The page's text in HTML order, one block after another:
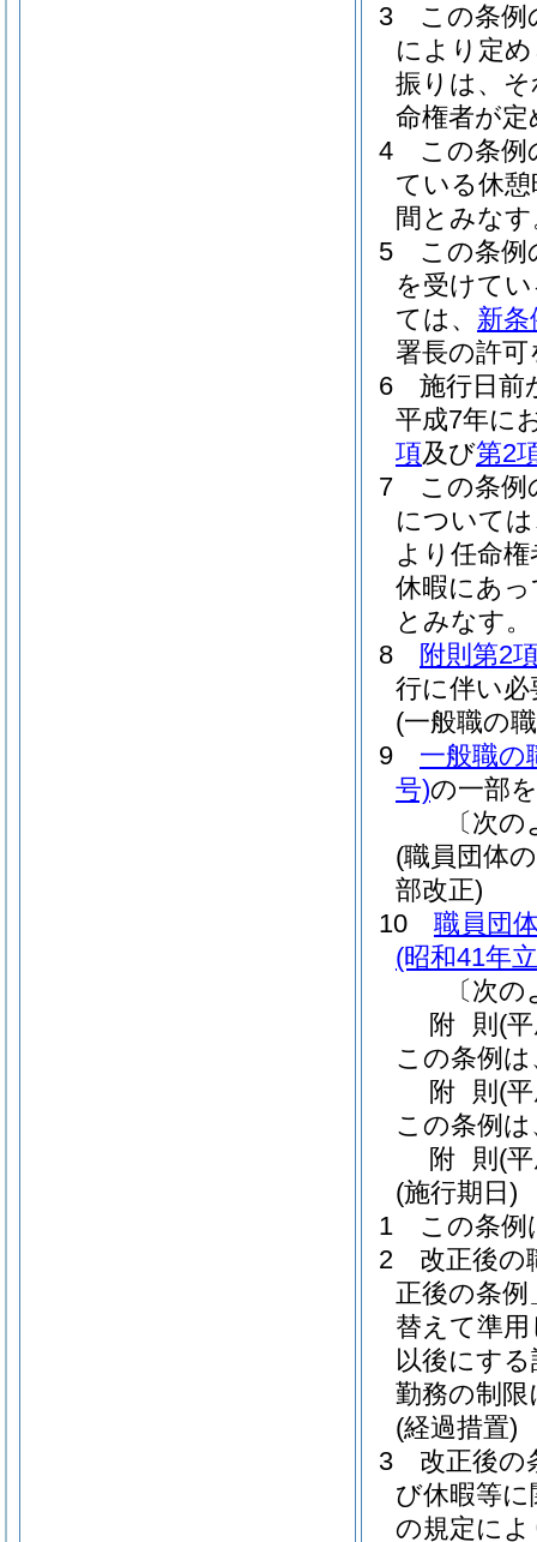
3
この条例
により定
振りは、
命権者が
4
この条例
ている休
間とみな
5
この条例
を受けて
ては、 新条
署長の許
6
施行日前
平成7年に
項及び第2
7
この条例
について
より任命
休暇にあ
とみなす。
8
附則第2
行に伴い
(一般職の
9
一般職の
号)の一部
〔次
(職員団体
部改正)
10
職員団
(昭和41年
〔次
附 則 (
この条例
附 則 (
この条例
附 則 (
(施行期日)
1
この条例
2
改正後の
正後の条
替えて準
以後にす
勤務の制
(経過措置)
3
改正後の
び休暇等
の規定に